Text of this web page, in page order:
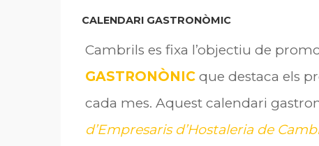
CALENDARI GASTRONÒMIC
Cambrils es fixa l’objectiu de
GASTRONÒNIC que destaca els
cada mes. Aquest calendari
d’Empresaris d’Hostaleria de